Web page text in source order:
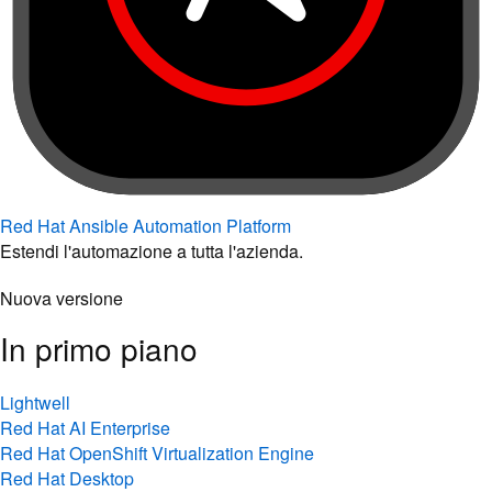
Red Hat Ansible Automation Platform
Estendi l'automazione a tutta l'azienda.
Nuova versione
In primo piano
Lightwell
Red Hat AI Enterprise
Red Hat OpenShift Virtualization Engine
Red Hat Desktop